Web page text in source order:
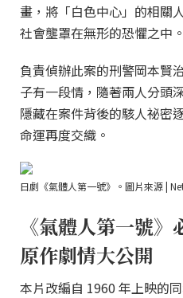
畫，將「白色中心」的相關
社會壟罩在無形的恐懼之中。
負責偵辦此案的刑警岡本賢
子有一段情，隨著兩人分頭
隱藏在案件背後的駭人祕密
命運再度交織。
日劇《氣體人第一號》。圖片來源 |
《氣體人第一號
原作劇情大公開
本片改編自 1960 年上映的